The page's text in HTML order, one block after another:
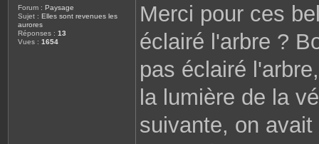
Forum : Paysage
Sujet : Elles sont revenues les
aurores
Réponses : 13
Vues : 1654
Merci pour ces
éclairé l'arbre ?
pas éclairé
la lumière de la
suivante, on